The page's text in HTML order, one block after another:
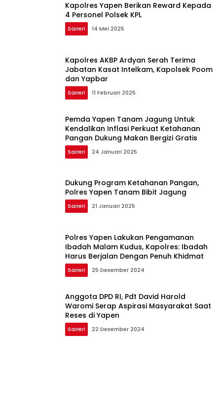
Kapolres Yapen Berikan Reward Kepada
4 Personel Polsek KPL
Saireri 14 Mei 2025
Kapolres AKBP Ardyan Serah Terima
Jabatan Kasat Intelkam, Kapolsek Poom
dan Yapbar
Saireri 11 Februari 2025
Pemda Yapen Tanam Jagung Untuk
Kendalikan Inflasi Perkuat Ketahanan
Pangan Dukung Makan Bergizi Gratis
Saireri 24 Januari 2025
Dukung Program Ketahanan Pangan,
Polres Yapen Tanam Bibit Jagung
Saireri 21 Januari 2025
Polres Yapen Lakukan Pengamanan
Ibadah Malam Kudus, Kapolres: Ibadah
Harus Berjalan Dengan Penuh Khidmat
Saireri 25 Desember 2024
Anggota DPD RI, Pdt David Harold
Waromi Serap Aspirasi Masyarakat Saat
Reses di Yapen
Saireri 22 Desember 2024